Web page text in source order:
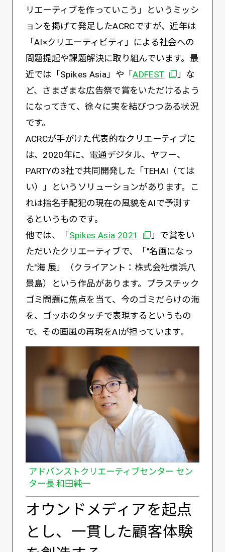
リエーティブを作っていこう」というミッシ
ョンを掲げて発足したACRCですが、近年は
「AI×クリエーティビティ」による社会への
問題提起や課題解決に取り組んでいます。最
近では「Spikes Asia」や「ADFEST別ウィンドウ
」な
ど、さまざまな広告祭で賞をいただけるよう
になってきて、徐々に実を結びつつある状況
です。
ACRCが手がけた代表的なクリエーティブに
は、2020年に、電通デジタル、ヤフー、
PARTYの3社で共同開発した「TEHAI（ては
い）」というソリューションがあります。こ
れは指名手配犯の現在の風貌をAIで予測す
るというものです。
他では、「 Spikes Asia 2021 別ウィンドウで開く
」で賞をい
ただいたクリエーティブで、「"名画になっ
た"海 展」（クライアント：株式会社横浜八
景島）という作品があります。プラスチック
ゴミ問題に焦点を当て、今のゴミだらけの海
を、ゴッホのタッチで表現するというもの
で、その画風の再現をAIが担っています。
アドバンストクリエーティブセンター セン
ター長 和田純一
オウンドメディアを起点
とし、一貫した顧客体験